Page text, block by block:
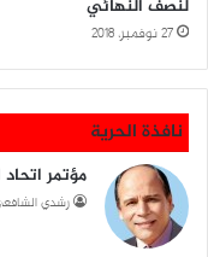
لنصف النهائي
27 نوفمبر، 2018
نافذة الحرية
مؤتمر
رشدي